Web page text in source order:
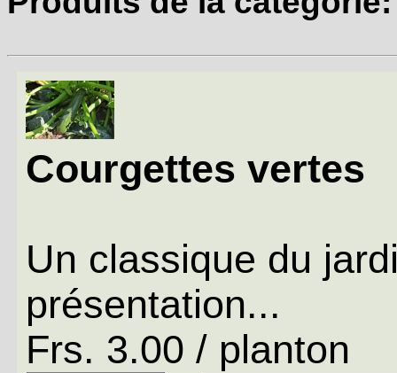
Courgettes vertes
Un classique du
présentation...
Frs. 3.00 / planton